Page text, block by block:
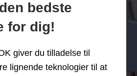
bedste
for dig!
giver du tilladelse til
lignende teknologier til at